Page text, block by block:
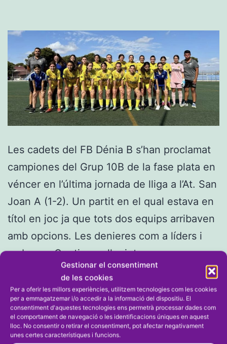
Gestionar el consentiment
de les cookies
Per a oferir les millors experiències, utilitzem tecnologies com les cookies
per a emmagatzemar i/o accedir a la informació del dispositiu. El
consentiment d'aquestes tecnologies ens permetrà processar dades com
el comportament de navegació o les identificacions úniques en aquest
lloc. No consentir o retirar el consentiment, pot afectar negativament
unes certes característiques i funcions.
Les cadets del FB Dénia B s’han proclamat
campiones del Grup 10B de la fase plata en
véncer en l’última jornada de lliga a l’At. San
Joan A (1-2). Un partit en el qual estava en
títol en joc ja que tots dos equips arribaven
amb opcions. Les denieres com a líders i
amb un…Continueu llegintCadets:
El
FB
Dénia
B
Publicada el5 de juny de 2024
Categorizat comFUTBOL,Futbol Femení 11